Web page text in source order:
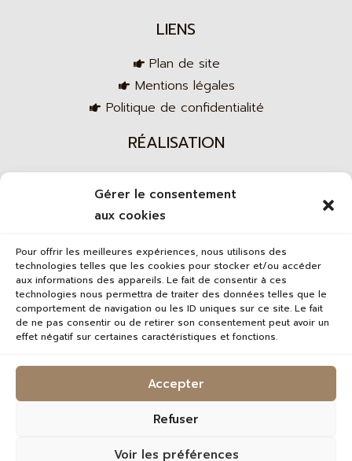
Gérer le consentement
aux cookies
Pour offrir les meilleures expériences, nous utilisons des
technologies telles que les cookies pour stocker et/ou accéder
aux informations des appareils. Le fait de consentir à ces
technologies nous permettra de traiter des données telles que le
comportement de navigation ou les ID uniques sur ce site. Le fait
de ne pas consentir ou de retirer son consentement peut avoir un
effet négatif sur certaines caractéristiques et fonctions.
Accepter
Refuser
Voir les préférences
LIENS
Plan de site
Mentions légales
Politique de confidentialité
RÉALISATION
Agence web